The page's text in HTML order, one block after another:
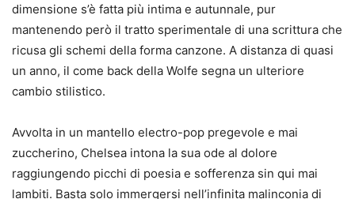
dimensione s’è fatta più intima e autunnale, pur
mantenendo però il tratto sperimentale di una scrittura che
ricusa gli schemi della forma canzone. A distanza di quasi
un anno, il come back della Wolfe segna un ulteriore
cambio stilistico.
Avvolta in un mantello electro-pop pregevole e mai
zuccherino, Chelsea intona la sua ode al dolore
raggiungendo picchi di poesia e sofferenza sin qui mai
lambiti. Basta solo immergersi nell’infinita malinconia di